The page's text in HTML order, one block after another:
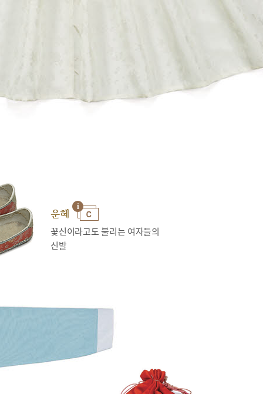
운혜
꽃신이라고도 불리는 여자들의
신발